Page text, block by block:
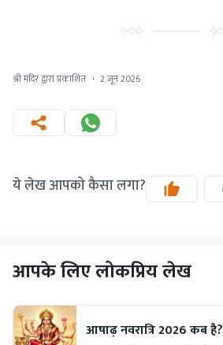
श्री मंदिर द्वारा प्रकाशित · 2 जून 2026
ये लेख आपको कैसा लगा?
आपके लिए लोकप्रिय लेख
आषाढ़ नवरात्रि 2026 कब है?